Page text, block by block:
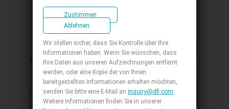
RPSPIC
Gen Intel® Core™, 2/4 DDR5, M.2 E Key, M.2 M
Key, M.2 A Key for M2A-OOB, VGA, DP, HDMI, 2
Intel 2.5GbE, 4 COM, 6 USB 3.2, 2 USB 2.0, 6
SATA 3.0
Mini-ITX
Zustimmen
Ablehnen
Wir stellen sicher, dass Sie Kontrolle über Ihre
Informationen haben. Wenn Sie wünschen, dass
Ihre Daten aus unseren Aufzeichnungen entfernt
werden, oder eine Kopie der von Ihnen
bereitgestellten Informationen erhalten möchten,
senden Sie bitte eine E-Mail an inquiry@dfi.com.
Weitere Informationen finden Sie in unserer